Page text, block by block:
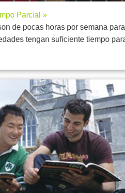
Parcial »
de pocas horas por semana para
tengan suficiente tiempo